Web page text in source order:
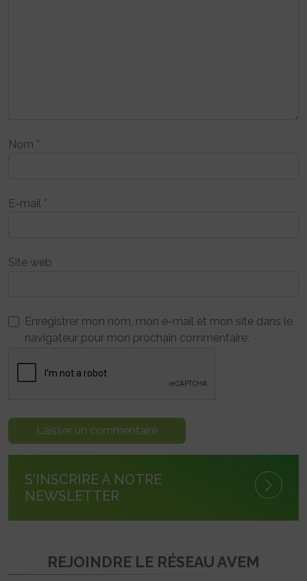
Nom *
E-mail *
Site web
Enregistrer mon nom, mon e-mail et mon site dans le
navigateur pour mon prochain commentaire.
S'INSCRIRE À NOTRE
NEWSLETTER
REJOINDRE LE RÉSEAU AVEM